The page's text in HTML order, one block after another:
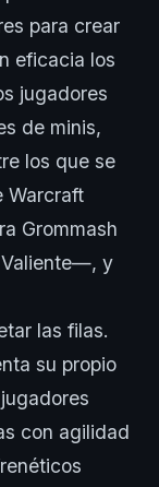
para crear
eficacia los
jugadores
de minis,
los que se
Warcraft
Grommash
Valiente—, y
las filas.
su propio
con agilidad